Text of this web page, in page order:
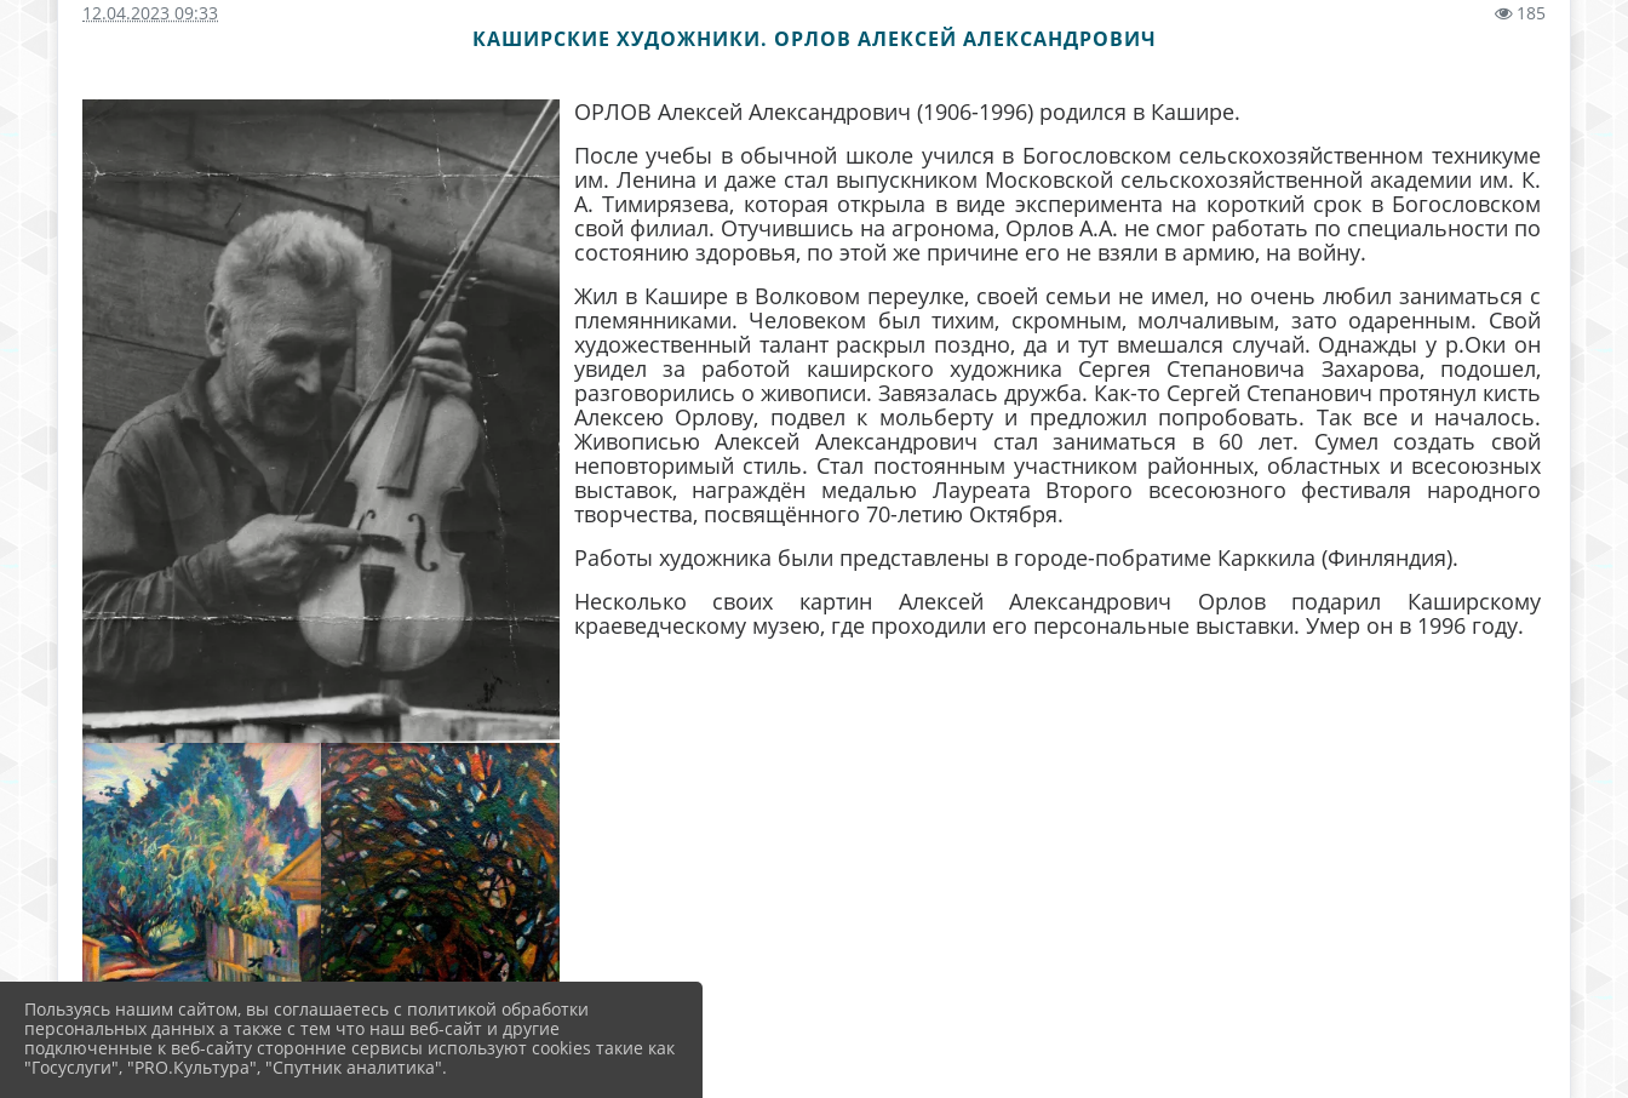
12.04.2023 09:33 185
КАШИРСКИЕ ХУДОЖНИКИ. ОРЛОВ АЛЕКСЕЙ АЛЕКСАНДРОВИЧ
ОРЛОВ Алексей Александрович (1906-1996) родился в Кашире.
После учебы в обычной школе учился в Богословском сельскохозяйственном техникуме
им. Ленина и даже стал выпускником Московской сельскохозяйственной академии им. К.
А. Тимирязева, которая открыла в виде эксперимента на короткий срок в Богословском
свой филиал. Отучившись на агронома, Орлов А.А. не смог работать по специальности по
состоянию здоровья, по этой же причине его не взяли в армию, на войну.
Жил в Кашире в Волковом переулке, своей семьи не имел, но очень любил заниматься с
племянниками. Человеком был тихим, скромным, молчаливым, зато одаренным. Свой
художественный талант раскрыл поздно, да и тут вмешался случай. Однажды у р.Оки он
увидел за работой каширского художника Сергея Степановича Захарова, подошел,
разговорились о живописи. Завязалась дружба. Как-то Сергей Степанович протянул кисть
Алексею Орлову, подвел к мольберту и предложил попробовать. Так все и началось.
Живописью Алексей Александрович стал заниматься в 60 лет. Сумел создать свой
неповторимый стиль. Стал постоянным участником районных, областных и всесоюзных
выставок, награждён медалью Лауреата Второго всесоюзного фестиваля народного
творчества, посвящённого 70-летию Октября.
Работы художника были представлены в городе-побратиме Карккила (Финляндия).
Несколько своих картин Алексей Александрович Орлов подарил Каширскому
краеведческому музею, где проходили его персональные выставки. Умер он в 1996 году.
Пользуясь нашим сайтом, вы соглашаетесь с политикой обработки
персональных данных а также с тем что наш веб-сайт и другие
подключенные к веб-сайту сторонние сервисы используют cookies такие как
"Госуслуги", "PRO.Культура", "Спутник аналитика".